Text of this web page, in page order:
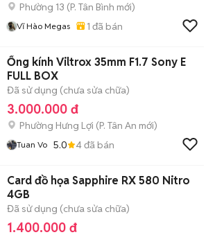
Phường 13 (P. Tân Bình mới)
Vĩ Hào Megas 1 đã bán
Ống kính Viltrox 35mm F1.7 Sony E
FULL BOX
Đã sử dụng (chưa sửa chữa)
3.000.000 đ
Phường Hưng Lợi (P. Tân An mới)
Tuan Vo 5.0 4đã bán
Card đồ họa Sapphire RX 580 Nitro
4GB
Đã sử dụng (chưa sửa chữa)
1.400.000 đ